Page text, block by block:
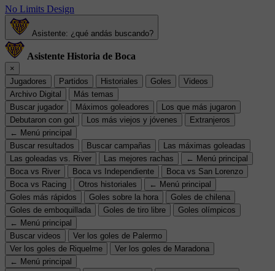
No Limits Design
Asistente: ¿qué andás buscando?
Asistente Historia de Boca
×
Jugadores
Partidos Historiales Goles
Videos
Archivo Digital
Más temas
Buscar jugador
Máximos goleadores
Los que más jugaron
Debutaron con gol
Los más viejos y jóvenes
Extranjeros
← Menú principal
Buscar resultados
Buscar campañas
Las máximas goleadas
Las goleadas vs. River
Las mejores rachas
← Menú principal
Boca vs River
Boca vs Independiente
Boca vs San Lorenzo
Boca vs Racing
Otros historiales
← Menú principal
Goles más rápidos
Goles sobre la hora
Goles de chilena
Goles de emboquillada
Goles de tiro libre
Goles olímpicos
← Menú principal
Buscar videos
Ver los goles de Palermo
Ver los goles de Riquelme
Ver los goles de Maradona
← Menú principal